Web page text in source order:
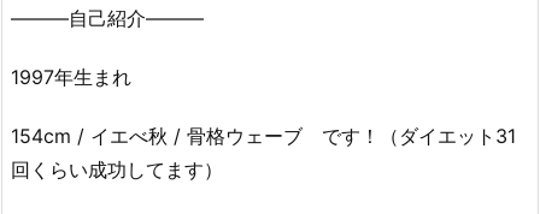
———自己紹介———
1997年生まれ
154cm / イエべ秋 / 骨格ウェーブ です！（ダイエット31
回くらい成功してます）